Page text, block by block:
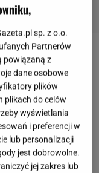
11.
się na
zaskoczył
Nagle
Niespełna
Okazało
sp. z o.o.
Partnerów
powiązaną z
dane osobowe
plików
plikach do celów
wyświetlania
i preferencji w
lub personalizacji
jest dobrowolne.
jej zakres lub